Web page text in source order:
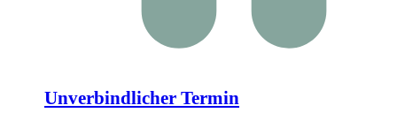
Unverbindlicher Termin